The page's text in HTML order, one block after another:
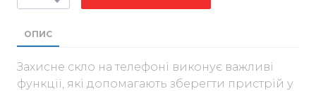
ОПИС
Захисне скло на телефоні виконує важливі
функції, які допомагають зберегти пристрій у